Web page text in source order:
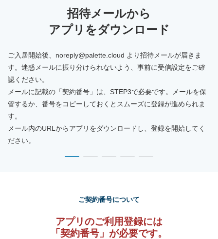
招待メールから
アプリをダウンロード
ご入居開始後、noreply@palette.cloud より招待メールが届きま
す。迷惑メールに振り分けられないよう、事前に受信設定をご確
認ください。
メールに記載の「契約番号」は、STEP3で必要です。メールを保
管するか、番号をコピーしておくとスムーズに登録が進められま
す。
メール内のURLからアプリをダウンロードし、登録を開始してく
ださい。
ご契約番号について
アプリのご利用登録には
「契約番号」が必要です。